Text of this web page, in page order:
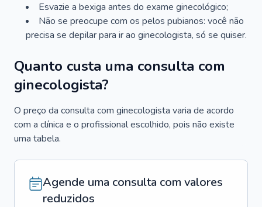
Esvazie a bexiga antes do exame ginecológico;
Não se preocupe com os pelos pubianos: você não
precisa se depilar para ir ao ginecologista, só se quiser.
Quanto custa uma consulta com
ginecologista?
O preço da consulta com ginecologista varia de acordo
com a clínica e o profissional escolhido, pois não existe
uma tabela.
Agende uma consulta com valores
reduzidos